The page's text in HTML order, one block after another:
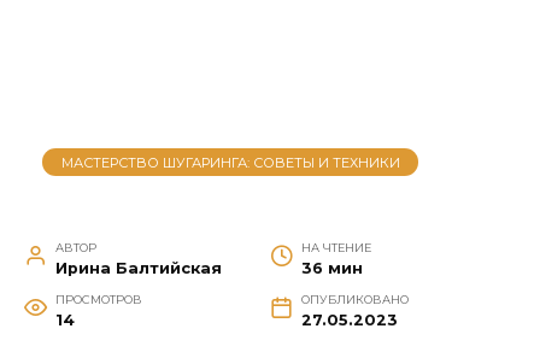
МАСТЕРСТВО ШУГАРИНГА: СОВЕТЫ И ТЕХНИКИ
АВТОР
Ирина Балтийская
НА ЧТЕНИЕ
36 мин
ПРОСМОТРОВ
14
ОПУБЛИКОВАНО
27.05.2023